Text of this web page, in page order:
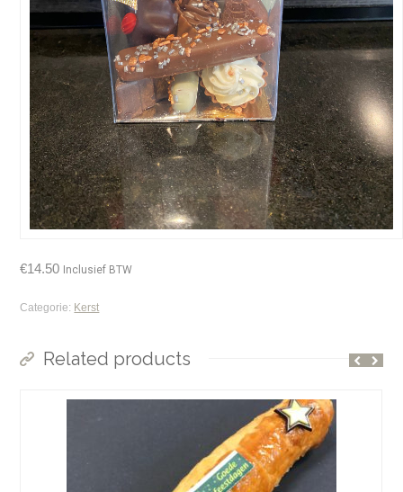
€14.50 Inclusief BTW
Categorie: Kerst
Related products